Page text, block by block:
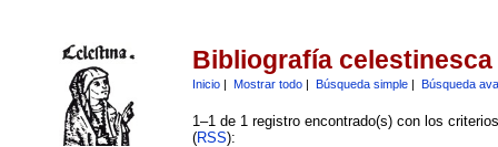
Bibliografía celestinesca
Inicio| Mostrar todo| Búsqueda simple| Búsqueda
1–1 de 1 registro encontrado(s) con los
(RSS):